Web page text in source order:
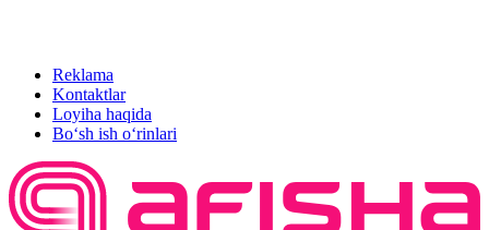
Reklama
Kontaktlar
Loyiha haqida
Bo‘sh ish o‘rinlari